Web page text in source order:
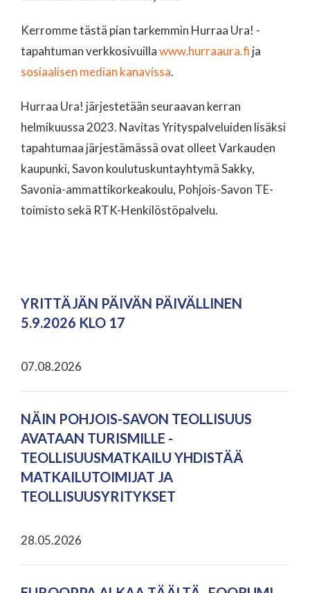
Kerromme tästä pian tarkemmin Hurraa Ura! -
tapahtuman verkkosivuillawww.hurraaura.fi ja
sosiaalisen median kanavissa.
Hurraa Ura! järjestetään seuraavan kerran
helmikuussa 2023. Navitas Yrityspalveluiden lisäksi
tapahtumaa järjestämässä ovat olleet Varkauden
kaupunki, Savon koulutuskuntayhtymä Sakky,
Savonia-ammattikorkeakoulu, Pohjois-Savon TE-
toimisto sekä RTK-Henkilöstöpalvelu.
YRITTÄJÄN PÄIVÄN PÄIVÄLLINEN
5.9.2026 KLO 17
07.08.2026
NÄIN POHJOIS-SAVON TEOLLISUUS
AVATAAN TURISMILLE -
TEOLLISUUSMATKAILU YHDISTÄÄ
MATKAILUTOIMIJAT JA
TEOLLISUUSYRITYKSET
28.05.2026